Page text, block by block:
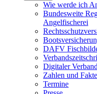
Wie werde ich
Bundesweite
Angelfischerei
DAFV
Digitaler
Zahlen und
Termine